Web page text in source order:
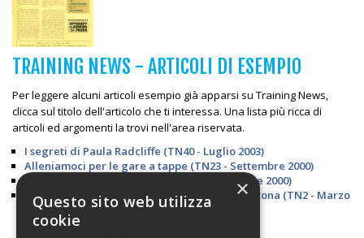
TRAINING NEWS - ARTICOLI DI ESEMPIO
Per leggere alcuni articoli esempio già apparsi su Training News,
clicca sul titolo dell'articolo che ti interessa. Una lista più ricca di
articoli ed argomenti la trovi nell'area riservata.
I segreti di Paula Radcliffe (TN40 - Luglio 2003)
Alleniamoci per le gare a tappe (TN23 - Settembre 2000)
Tabelle per le gare a tappe (TN23 - Settembre 2000)
Con il test di Yasso scopri quanto vali in maratona (TN2 - Marzo
1997)
×
Questo sito web utilizza
cookie